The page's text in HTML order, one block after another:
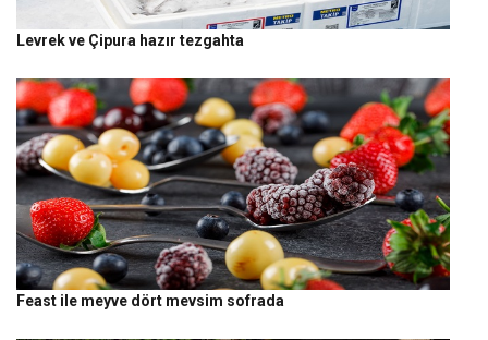
Levrek ve Çipura hazır tezgahta
Feast ile meyve dört mevsim sofrada